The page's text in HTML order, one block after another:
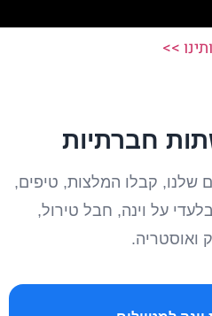
>>
חברתיות
שלנו, קבלו המלצות, טיפים,
על וינה, חבל טירול,
ואוסטריה.